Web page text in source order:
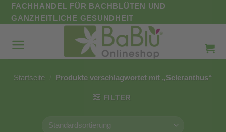
Zum
Inhalt
FACHHANDEL FÜR BACHBLÜTEN UND
GANZHEITLICHE GESUNDHEIT
Startseite Produkte verschlagwortet mit „Scleranthus“
FILTER